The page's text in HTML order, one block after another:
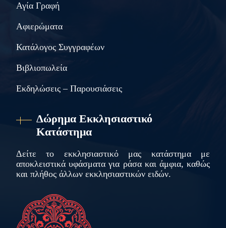
Αγία Γραφή
Αφιερώματα
Κατάλογος Συγγραφέων
Βιβλιοπωλεία
Εκδηλώσεις – Παρουσιάσεις
Δώρημα Εκκλησιαστικό
Κατάστημα
Δείτε το εκκλησιαστικό μας κατάστημα με
αποκλειστικά υφάσματα για ράσα και άμφια, καθώς
και πλήθος άλλων εκκλησιαστικών ειδών.